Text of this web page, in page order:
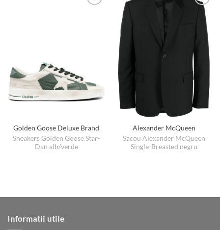
Golden Goose Deluxe Brand
Sneakers Golden Goose Star-
Dan alb/verde
Alexander McQueen
Sacou Alexander McQueen
Single-Breasted negru
Informatii utile